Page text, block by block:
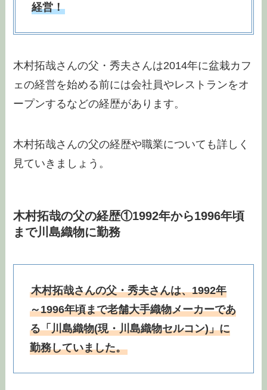
経営！
木村拓哉さんの父・秀夫さんは2014年に盆栽カフ
ェの経営を始める前には会社員やレストランをオ
ープンするなどの経歴があります。
木村拓哉さんの父の経歴や職業についても詳しく
見ていきましょう。
木村拓哉の父の経歴①1992年から1996年頃
まで川島織物に勤務
木村拓哉さんの父・秀夫さんは、1992年
～1996年頃まで老舗大手織物メーカーであ
る「川島織物(現・川島織物セルコン)」に
勤務していました。